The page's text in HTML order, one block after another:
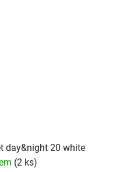
day&night 20 white
(2 ks)